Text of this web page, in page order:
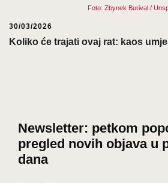
Foto: Zbynek Burival /
30/03/2026
Koliko će trajati ovaj rat: kaos
Newsletter: petkom
pregled novih objava u
dana